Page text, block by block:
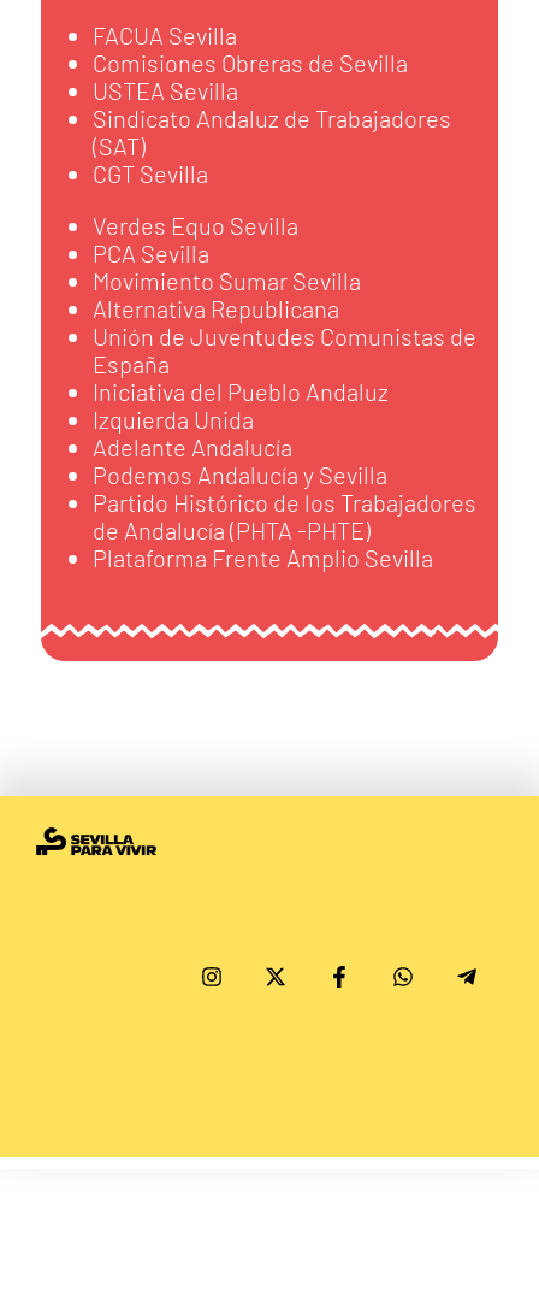
FACUA Sevilla
Comisiones Obreras de Sevilla
USTEA Sevilla
Sindicato Andaluz de Trabajadores
(SAT)
CGT Sevilla
Verdes Equo Sevilla
PCA Sevilla
Movimiento Sumar Sevilla
Alternativa Republicana
Unión de Juventudes Comunistas de
España
Iniciativa del Pueblo Andaluz
Izquierda Unida
Adelante Andalucía
Podemos Andalucía y Sevilla
Partido Histórico de los Trabajadores
de Andalucía (PHTA -PHTE)
Plataforma Frente Amplio Sevilla